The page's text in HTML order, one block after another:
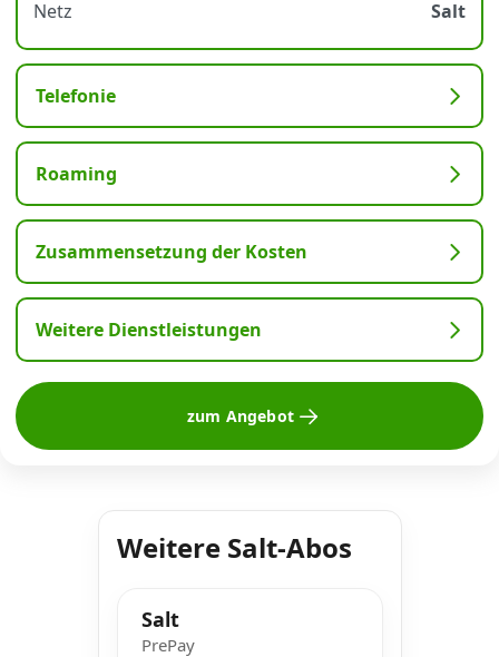
Netz
Salt
Telefonie
Roaming
Zusammensetzung der Kosten
Weitere Dienstleistungen
zum Angebot
Weitere Salt-Abos
Salt
PrePay